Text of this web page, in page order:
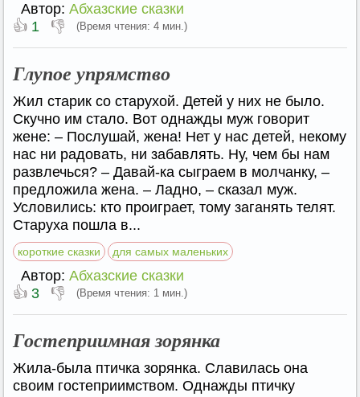
Автор: Абхазские сказки
👍 1 👎 (Время чтения: 4 мин.)
Глупое упрямство
Жил старик со старухой. Детей у них не было.
Скучно им стало. Вот однажды муж говорит
жене: – Послушай, жена! Нет у нас детей, некому
нас ни радовать, ни забавлять. Ну, чем бы нам
развлечься? – Давай-ка сыграем в молчанку, –
предложила жена. – Ладно, – сказал муж.
Условились: кто проиграет, тому заганять телят.
Старуха пошла в...
короткие сказки для самых маленьких
Автор: Абхазские сказки
👍 3 👎 (Время чтения: 1 мин.)
Гостеприимная зорянка
Жила-была птичка зорянка. Славилась она
своим гостеприимством. Однажды птичку